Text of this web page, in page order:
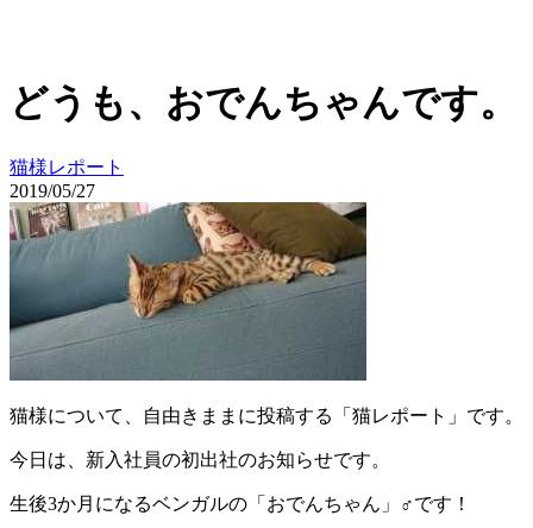
どうも、おでんちゃんです。
猫様レポート
2019/05/27
猫様について、自由きままに投稿する「猫レポート」です。
今日は、新入社員の初出社のお知らせです。
生後3か月になるベンガルの「おでんちゃん」♂です！